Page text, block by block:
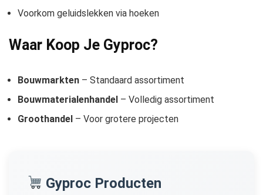
Voorkom geluidslekken via hoeken
Waar Koop Je Gyproc?
Bouwmarkten – Standaard assortiment
Bouwmaterialenhandel – Volledig assortiment
Groothandel – Voor grotere projecten
Gyproc Producten